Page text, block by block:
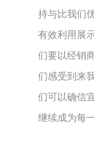
持与比我们
有效利用展
们要以经销
们感受到来
们可以确信
继续成为每